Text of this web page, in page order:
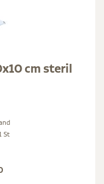
cm steril
St